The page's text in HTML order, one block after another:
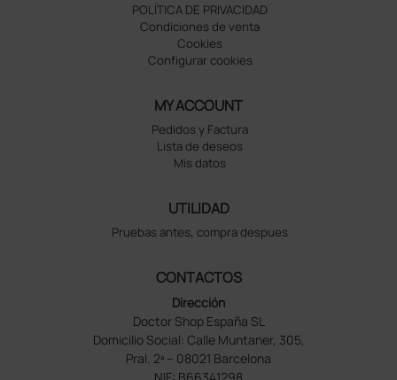
POLÍTICA DE PRIVACIDAD
Condiciones de venta
Cookies
Configurar cookies
MY ACCOUNT
Pedidos y Factura
Lista de deseos
Mis datos
UTILIDAD
Pruebas antes, compra despues
CONTACTOS
Dirección
Doctor Shop España SL
Domicilio Social: Calle Muntaner, 305,
Pral. 2ª – 08021 Barcelona